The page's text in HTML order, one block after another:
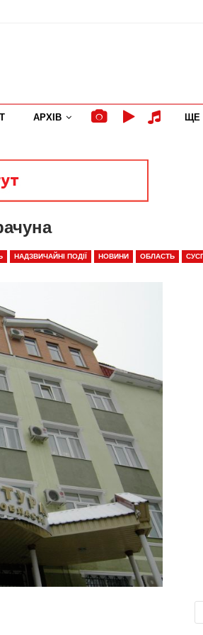
АРХІВ ЩЕ
НАДЗВИЧАЙНІ ПОДІЇ НОВИНИ ОБЛАСТЬ